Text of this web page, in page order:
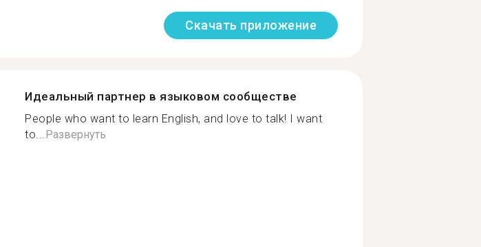
Скачать приложение
Идеальный партнер в языковом сообществе
People who want to learn English, and love to talk! I want
to...Развернуть